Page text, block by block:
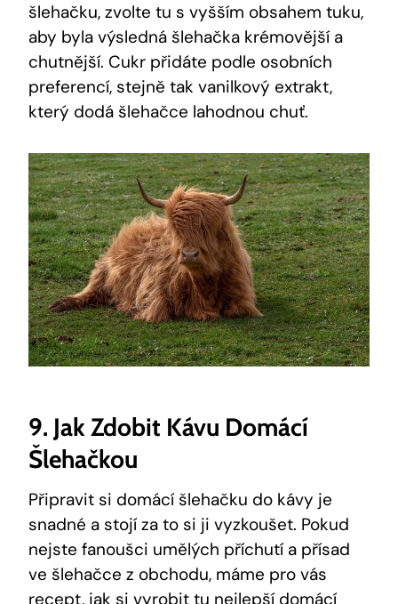
šlehačku, zvolte tu s vyšším obsahem tuku,
aby byla výsledná šlehačka krémovější a
chutnější. Cukr přidáte podle osobních
preferencí, stejně tak vanilkový extrakt,
který dodá šlehačce lahodnou chuť.
9. Jak Zdobit Kávu Domácí
Šlehačkou
Připravit si domácí šlehačku do kávy je
snadné a stojí za to si ji vyzkoušet. Pokud
nejste fanoušci umělých příchutí a přísad
ve šlehačce z obchodu, máme pro vás
recept, jak si vyrobit tu nejlepší domácí